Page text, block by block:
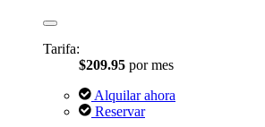
Tarifa:
$209.95 por mes
Alquilar ahora
Reservar